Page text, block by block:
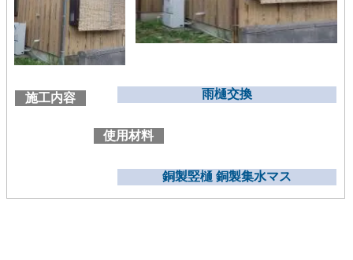
施工内容 雨樋交換
使用材料
銅製竪樋 銅製集水マス